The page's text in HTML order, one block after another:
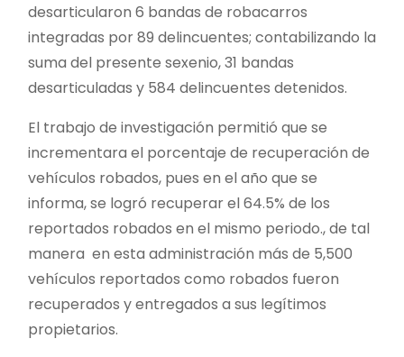
desarticularon 6 bandas de robacarros
integradas por 89 delincuentes; contabilizando la
suma del presente sexenio, 31 bandas
desarticuladas y 584 delincuentes detenidos.
El trabajo de investigación permitió que se
incrementara el porcentaje de recuperación de
vehículos robados, pues en el año que se
informa, se logró recuperar el 64.5% de los
reportados robados en el mismo periodo., de tal
manera en esta administración más de 5,500
vehículos reportados como robados fueron
recuperados y entregados a sus legítimos
propietarios.